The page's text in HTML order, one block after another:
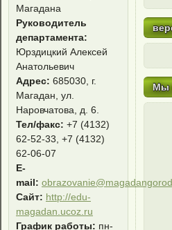
Магадана
Руководитель
департамента:
Юрздицкий Алексей
Анатольевич
Адрес: 685030, г.
Магадан, ул.
Наровчатова, д. 6.
Тел/факс: +7 (4132)
62-52-33, +7 (4132)
62-06-07
E-
mail:
Сайт: http://edu-
magadan.ucoz.ru
График работы: пн-
Мы